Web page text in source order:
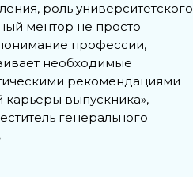
роль университетского
ментор не просто
профессии,
необходимые
рекомендациями
выпускника», –
генерального